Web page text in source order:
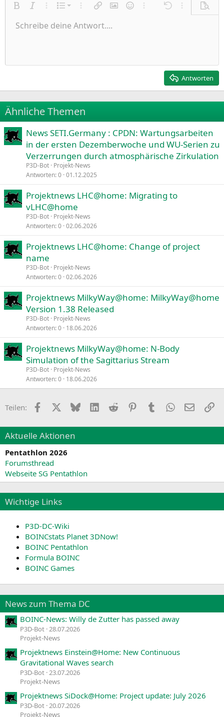
Fett KursivWeitere Einstellungen…
Liste
Nummerierte Liste
Ungeordnete Liste
Weitere Einstellungen…
Link einfügen
Bild einfügen
SmileysWeitere Einstellungen…
Rückgängig
Weitere
Schriftgröße
9
22
26
TextfarbeSchriftfamilie
Arial
Times New Roman
Trebuchet MS
Verdana
Durchgestrichen
Unterstrichen
Inline-Code
AusrichtungLinksbündig
Paragraph format
Normal
Heading 2
ZitatMedienTabelle einfügen
Insert horizontal line
SpoilerCode
Wiederholen
BBCode umschalten
Formatierung entfernen
EntwürfeEntwurf speichern
Schreibe deine Antwort....
Antworten
Ähnliche Themen
News SETI.Germany : CPDN: Wartungsarbeiten
in der ersten Dezemberwoche und WU-Serien zu
Verzerrungen durch atmosphärische Zirkulation
P3D-Bot Projekt-News
Antworten 0 01.12.2025
Projektnews LHC@home: Migrating to
vLHC@home
P3D-Bot Projekt-News
Antworten 0 02.06.2026
Projektnews LHC@home: Change of project
name
P3D-Bot Projekt-News
Antworten 0 02.06.2026
Projektnews MilkyWay@home: MilkyWay@home
Version 1.38 Released
P3D-Bot Projekt-News
Antworten 0 18.06.2026
Projektnews MilkyWay@home: N-Body
Simulation of the Sagittarius Stream
P3D-Bot Projekt-News
Antworten 0 18.06.2026
Teilen: Facebook BlueskyLinkedIn
Reddit PinterestTumblr WhatsApp
E-Mail
Aktuelle Aktionen
Pentathlon 2026
Forumsthread
Webseite SG Pentathlon
Wichtige Links
P3D-DC-Wiki
BOINCstats Planet 3DNow!
BOINC Pentathlon
Formula BOINC
BOINC Games
News zum Thema DC
BOINC-News: Willy de Zutter has passed away
P3D-Bot 28.07.2026
Projekt-News
Projektnews Einstein@Home: New Continuous
Gravitational Waves search
P3D-Bot 23.07.2026
Projekt-News
Projektnews SiDock@Home: Project update: July 2026
P3D-Bot 20.07.2026
Projekt-News